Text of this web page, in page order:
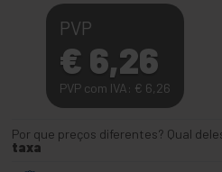
PVP
€ 6,26
PVP com IVA: € 6,26
Por que preços diferentes? Qual
taxa